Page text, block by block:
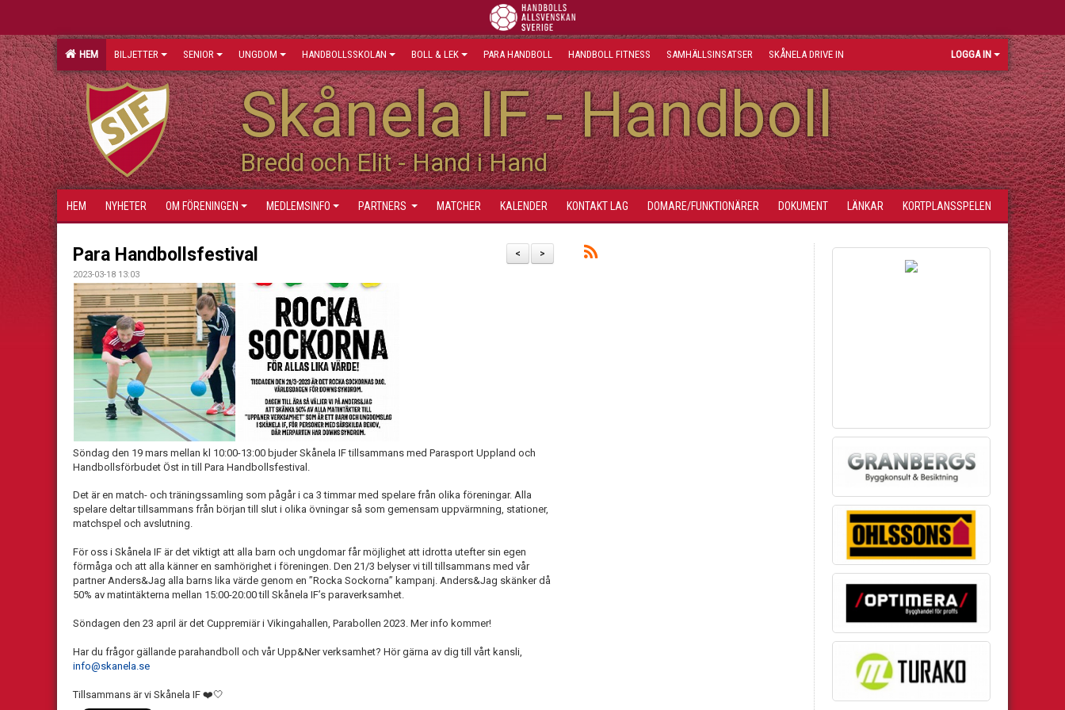
HEM BILJETTER SENIOR UNGDOM HANDBOLLSSKOLAN BOLL & LEK PARA HANDBOLL HANDBOLL FITNESS SAMHÄLLSINSATSER SKÅNELA DRIVE IN LOGGA IN
Skånela IF - Handboll
Bredd och Elit - Hand i Hand
HEM NYHETER OM FÖRENINGEN MEDLEMSINFO PARTNERS MATCHER KALENDER KONTAKT LAG DOMARE/FUNKTIONÄRER DOKUMENT LÄNKAR KORTPLANSSPELEN
>
<
Para Handbollsfestival
2023-03-18 13:03
Söndag den 19 mars mellan kl 10:00-13:00 bjuder Skånela IF tillsammans med Parasport Uppland och
Handbollsförbudet Öst in till Para Handbollsfestival.
Det är en match- och träningssamling som pågår i ca 3 timmar med spelare från olika föreningar. Alla
spelare deltar tillsammans från början till slut i olika övningar så som gemensam uppvärmning, stationer,
matchspel och avslutning.
För oss i Skånela IF är det viktigt att alla barn och ungdomar får möjlighet att idrotta utefter sin egen
förmåga och att alla känner en samhörighet i föreningen. Den 21/3 belyser vi till tillsammans med vår
partner Anders&Jag alla barns lika värde genom en ”Rocka Sockorna” kampanj. Anders&Jag skänker då
50% av matintäkterna mellan 15:00-20:00 till Skånela IF’s paraverksamhet.
Söndagen den 23 april är det Cuppremiär i Vikingahallen, Parabollen 2023. Mer info kommer!
Har du frågor gällande parahandboll och vår Upp&Ner verksamhet? Hör gärna av dig till vårt kansli,
info@skanela.se
Tillsammans är vi Skånela IF ❤️🤍